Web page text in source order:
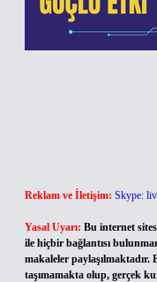
Reklam ve İletişim: Skype:
Yasal Uyarı: Bu internet
ile hiçbir bağlantısı
makaleler
taşımamakta olup, gerçek